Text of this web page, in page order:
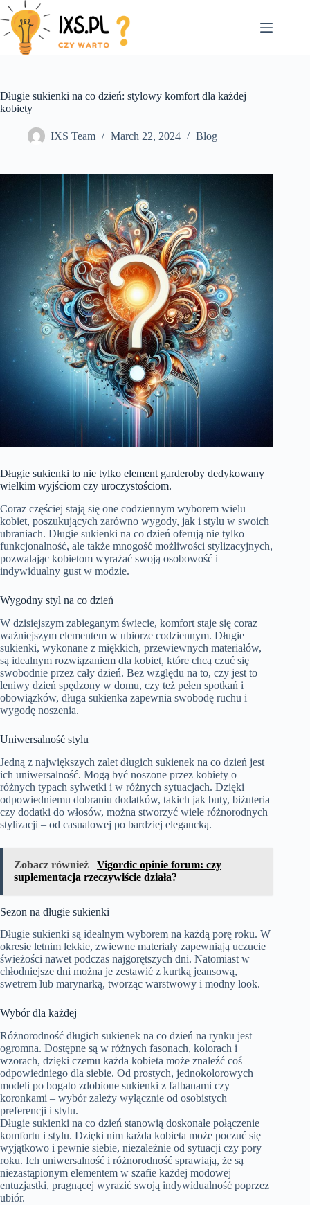
Skip
to
content
Długie sukienki na co dzień: stylowy komfort dla każdej
kobiety
IXS Team March 22, 2024 Blog
Długie sukienki to nie tylko element garderoby dedykowany
wielkim wyjściom czy uroczystościom.
Coraz częściej stają się one codziennym wyborem wielu
kobiet, poszukujących zarówno wygody, jak i stylu w swoich
ubraniach. Długie sukienki na co dzień oferują nie tylko
funkcjonalność, ale także mnogość możliwości stylizacyjnych,
pozwalając kobietom wyrażać swoją osobowość i
indywidualny gust w modzie.
Wygodny styl na co dzień
W dzisiejszym zabieganym świecie, komfort staje się coraz
ważniejszym elementem w ubiorze codziennym. Długie
sukienki, wykonane z miękkich, przewiewnych materiałów,
są idealnym rozwiązaniem dla kobiet, które chcą czuć się
swobodnie przez cały dzień. Bez względu na to, czy jest to
leniwy dzień spędzony w domu, czy też pełen spotkań i
obowiązków, długa sukienka zapewnia swobodę ruchu i
wygodę noszenia.
Uniwersalność stylu
Jedną z największych zalet długich sukienek na co dzień jest
ich uniwersalność. Mogą być noszone przez kobiety o
różnych typach sylwetki i w różnych sytuacjach. Dzięki
odpowiedniemu dobraniu dodatków, takich jak buty, biżuteria
czy dodatki do włosów, można stworzyć wiele różnorodnych
stylizacji – od casualowej po bardziej elegancką.
Zobacz również
Vigordic opinie forum: czy
suplementacja rzeczywiście działa?
Sezon na długie sukienki
Długie sukienki są idealnym wyborem na każdą porę roku. W
okresie letnim lekkie, zwiewne materiały zapewniają uczucie
świeżości nawet podczas najgorętszych dni. Natomiast w
chłodniejsze dni można je zestawić z kurtką jeansową,
swetrem lub marynarką, tworząc warstwowy i modny look.
Wybór dla każdej
Różnorodność długich sukienek na co dzień na rynku jest
ogromna. Dostępne są w różnych fasonach, kolorach i
wzorach, dzięki czemu każda kobieta może znaleźć coś
odpowiedniego dla siebie. Od prostych, jednokolorowych
modeli po bogato zdobione sukienki z falbanami czy
koronkami – wybór zależy wyłącznie od osobistych
preferencji i stylu.
Długie sukienki na co dzień stanowią doskonałe połączenie
komfortu i stylu. Dzięki nim każda kobieta może poczuć się
wyjątkowo i pewnie siebie, niezależnie od sytuacji czy pory
roku. Ich uniwersalność i różnorodność sprawiają, że są
niezastąpionym elementem w szafie każdej modowej
entuzjastki, pragnącej wyrazić swoją indywidualność poprzez
ubiór.